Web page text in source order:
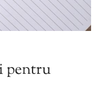
pentru